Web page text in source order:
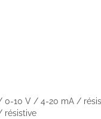
0-10 V / 4-20 mA /
résistive